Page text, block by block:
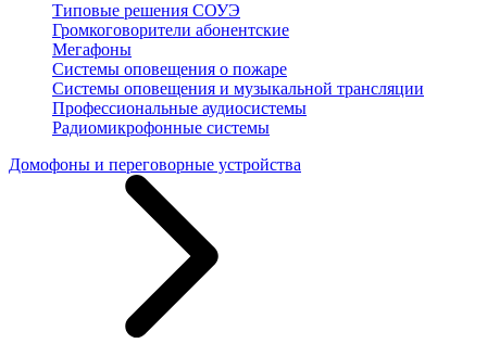
Типовые решения СОУЭ
Громкоговорители абонентские
Мегафоны
Системы оповещения о пожаре
Системы оповещения и музыкальной трансляции
Профессиональные аудиосистемы
Радиомикрофонные системы
Домофоны и переговорные устройства